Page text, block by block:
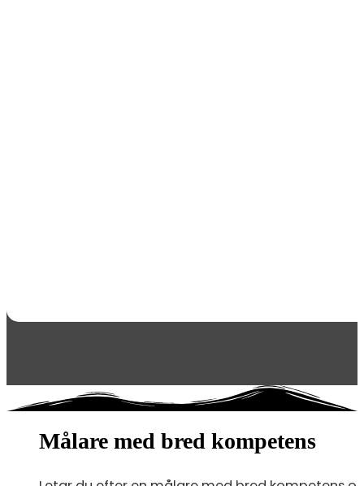
Målare med bred kompetens